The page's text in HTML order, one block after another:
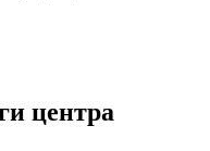
центра